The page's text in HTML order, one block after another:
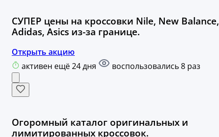
СУПЕР цены на кроссовки Nile, New Balance,
Adidas, Asics из-за границе.
Открыть акцию
активен ещё 24 дня
воспользовались 8 раз
Огоромный каталог оригинальных и
лимитированных кроссовок.